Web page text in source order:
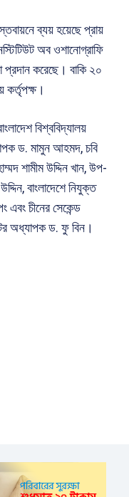
ব্যয় হয়েছে প্রায়
অব ওশানোগ্রাফি
প্রদান করেছে। বাকি ২০
কর্তৃপক্ষ।
বিশ্ববিদ্যালয়
ড. মামুন আহমদ, চবি
শামীম উদ্দিন খান, উপ-
বাংলাদেশে নিযুক্ত
এবং চীনের সেকেন্ড
অধ্যাপক ড. ফু বিন।